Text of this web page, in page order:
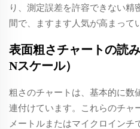
り、測定誤差を許容できない
間で、ますます人気が高まって
表面粗さチャートの読
Nスケール）
粗さのチャートは、基本的に数
連付けています。これらのチャ
メートルまたはマイクロインチ